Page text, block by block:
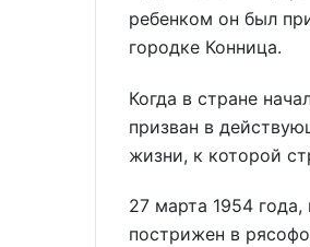
ребенком он был
городке Конница.
Когда в стране
призван в
жизни, к которой
27 марта 1954
пострижен в